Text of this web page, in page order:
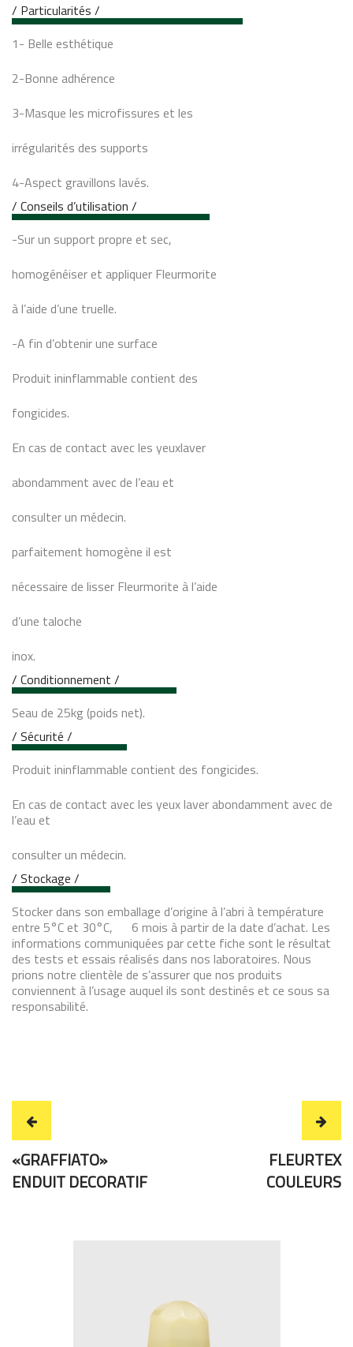
/ Particularités /
1- Belle esthétique
2-Bonne adhérence
3-Masque les microfissures et les
irrégularités des supports
4-Aspect gravillons lavés.
/ Conseils d’utilisation /
-Sur un support propre et sec,
homogénéiser et appliquer Fleurmorite
à l’aide d’une truelle.
-A fin d’obtenir une surface
Produit ininflammable contient des
fongicides.
En cas de contact avec les yeuxlaver
abondamment avec de l’eau et
consulter un médecin.
parfaitement homogène il est
nécessaire de lisser Fleurmorite à l’aide
d’une taloche
inox.
/ Conditionnement /
Seau de 25kg (poids net).
/ Sécurité /
Produit ininflammable contient des fongicides.
En cas de contact avec les yeux laver abondamment avec de
l’eau et
consulter un médecin.
/ Stockage /
Stocker dans son emballage d’origine à l’abri à température
entre 5°C et 30°C, 6 mois à partir de la date d’achat. Les
informations communiquées par cette fiche sont le résultat
des tests et essais réalisés dans nos laboratoires. Nous
prions notre clientèle de s’assurer que nos produits
conviennent à l’usage auquel ils sont destinés et ce sous sa
responsabilité.
«GRAFFIATO»
ENDUIT DECORATIF
FLEURTEX
COULEURS